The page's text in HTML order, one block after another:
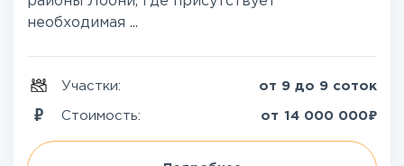
необходимая ...
Участки: от 9 до 9 соток
Стоимость: от 14 000 000₽